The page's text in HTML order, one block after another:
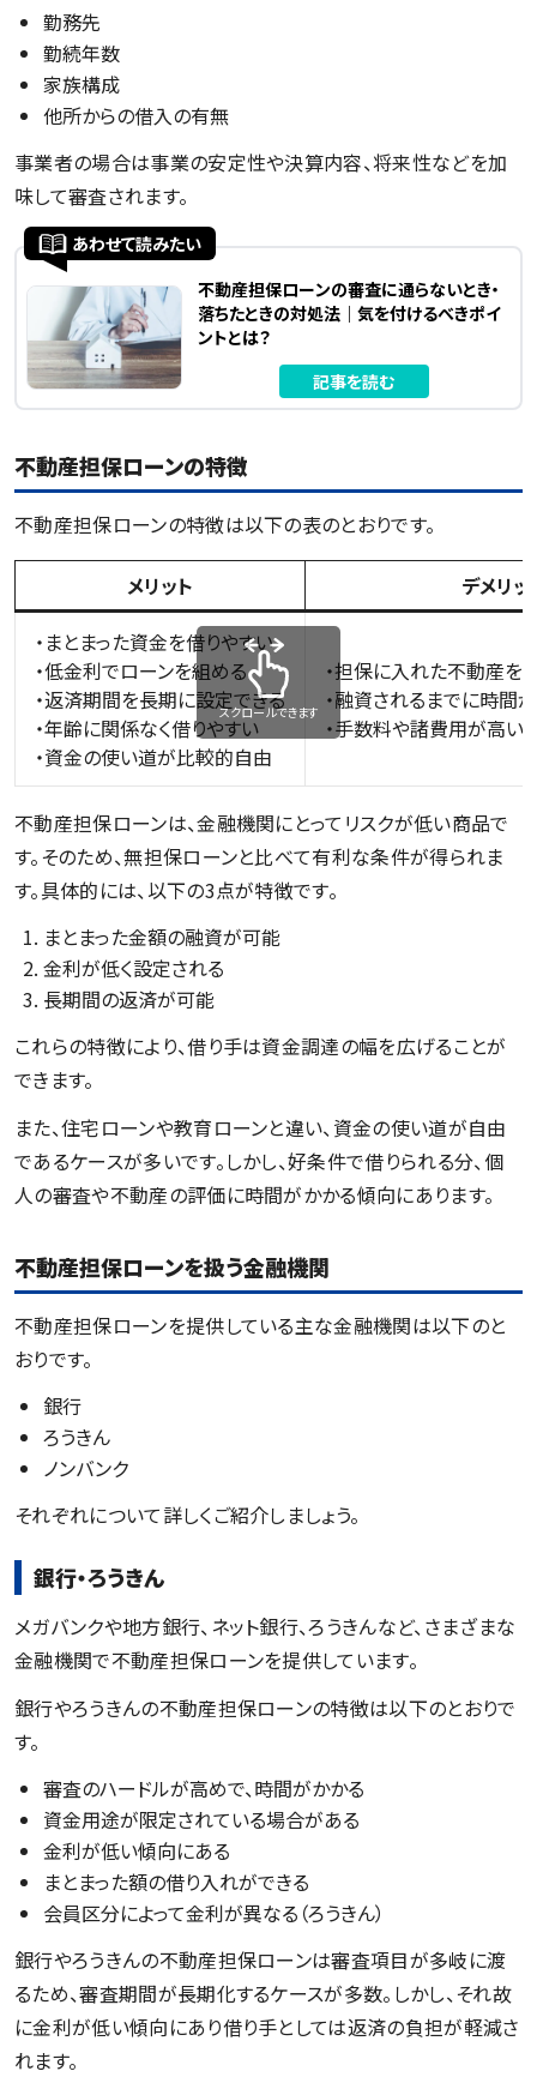
勤務先
勤続年数
家族構成
他所からの借入の有無
事業者の場合は事業の安定性や決算内容、将来性などを加
味して審査されます。
あわせて読みたい
不動産担保ローンの審査に通らないとき・
落ちたときの対処法｜気を付けるべきポイ
ントとは？
記事を読む
不動産担保ローンの特徴
不動産担保ローンの特徴は以下の表のとおりです。
メリット
デメリッ
・まとまった資金を借りやすい
・低金利でローンを組める
・返済期間を長期に設定できる
・年齢に関係なく借りやすい
・資金の使い道が比較的自由
・担保に入れた不動産を
・融資されるまでに時間
・手数料や諸費用が高い
スクロールできます
不動産担保ローンは、金融機関にとってリスクが低い商品で
す。そのため、無担保ローンと比べて有利な条件が得られま
す。具体的には、以下の3点が特徴です。
まとまった金額の融資が可能
金利が低く設定される
長期間の返済が可能
これらの特徴により、借り手は資金調達の幅を広げることが
できます。
また、住宅ローンや教育ローンと違い、資金の使い道が自由
であるケースが多いです。しかし、好条件で借りられる分、個
人の審査や不動産の評価に時間がかかる傾向にあります。
不動産担保ローンを扱う金融機関
不動産担保ローンを提供している主な金融機関は以下のと
おりです。
銀行
ろうきん
ノンバンク
それぞれについて詳しくご紹介しましょう。
銀行・ろうきん
メガバンクや地方銀行、ネット銀行、ろうきんなど、さまざまな
金融機関で不動産担保ローンを提供しています。
銀行やろうきんの不動産担保ローンの特徴は以下のとおりで
す。
審査のハードルが高めで、時間がかかる
資金用途が限定されている場合がある
金利が低い傾向にある
まとまった額の借り入れができる
会員区分によって金利が異なる（ろうきん）
銀行やろうきんの不動産担保ローンは審査項目が多岐に渡
るため、審査期間が長期化するケースが多数。しかし、それ故
に金利が低い傾向にあり借り手としては返済の負担が軽減さ
れます。